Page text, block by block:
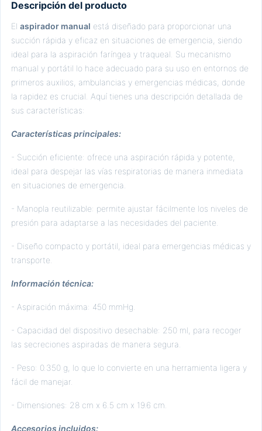
Descripción del producto
El aspirador manual está diseñado para proporcionar una
succión rápida y eficaz en situaciones de emergencia, siendo
ideal para la aspiración faríngea y traqueal. Su mecanismo
manual y portátil lo hace adecuado para su uso en entornos de
primeros auxilios, ambulancias y emergencias médicas, donde
la rapidez es crucial. Aquí tienes una descripción detallada de
sus características:
Características principales:
- Succión eficiente: ofrece una aspiración rápida y potente,
ideal para despejar las vías respiratorias de manera inmediata
en situaciones de emergencia.
- Manopla reutilizable: permite ajustar fácilmente los niveles de
presión para adaptarse a las necesidades del paciente.
- Diseño compacto y portátil, ideal para emergencias médicas y
transporte.
Información técnica:
- Aspiración máxima: 450 mmHg.
- Capacidad del dispositivo desechable: 250 ml, para recoger
las secreciones aspiradas de manera segura.
- Peso: 0.350 g, lo que lo convierte en una herramienta ligera y
fácil de manejar.
- Dimensiones: 28 cm x 6.5 cm x 19.6 cm.
Accesorios incluidos: